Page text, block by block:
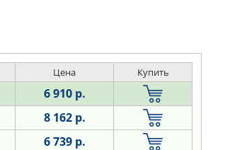
Цена Купить
6 910 р.
8 162 р.
6 739 р.